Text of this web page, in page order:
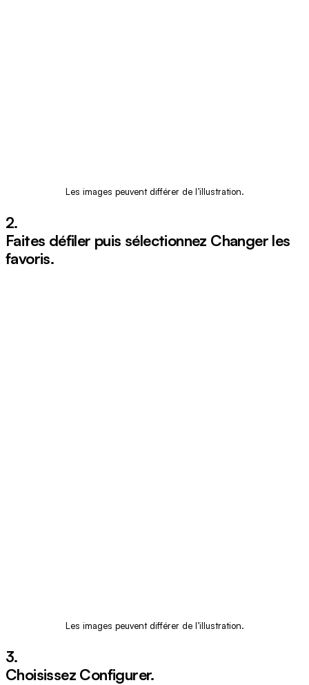
Les images peuvent différer de l’illustration.
2.
Faites défiler puis sélectionnez Changer les
favoris.
Les images peuvent différer de l’illustration.
3.
Choisissez Configurer.